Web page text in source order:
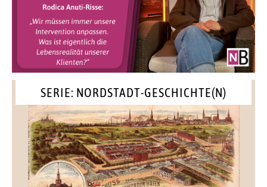
SERIE: NORDSTADT-GESCHICHTE(N)